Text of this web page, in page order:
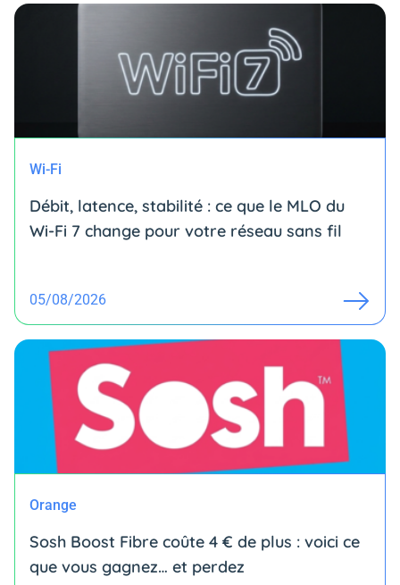
Wi-Fi
Débit, latence, stabilité : ce que le MLO du
Wi-Fi 7 change pour votre réseau sans fil
05/08/2026
Orange
Sosh Boost Fibre coûte 4 € de plus : voici ce
que vous gagnez… et perdez